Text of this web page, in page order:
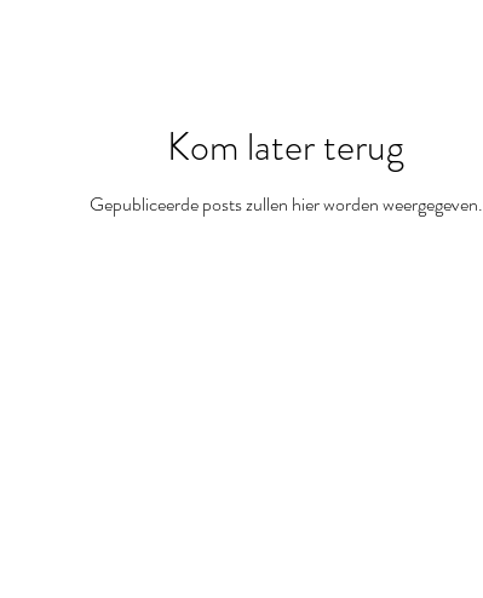
Kom later terug
Gepubliceerde posts zullen hier worden weergegeven.